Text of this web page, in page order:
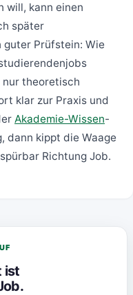
will, kann einen
später
guter Prüfstein: Wie
nur theoretisch
klar zur Praxis und
Akademie-Wissen-
dann kippt die Waage
Richtung Job.
ist